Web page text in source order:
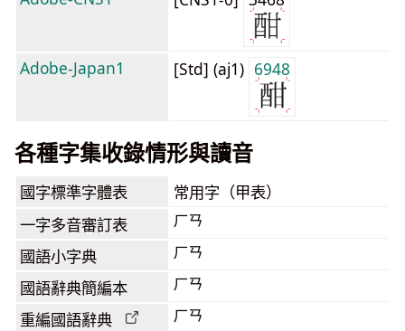
Adobe-Japan1 [Std] (aj1) 6948
各種字集收錄情形與讀音
國字標準字體表 常用字（甲表）
一字多音審訂表 ㄏㄢ
國語小字典 ㄏㄢ
國語辭典簡編本 ㄏㄢ
重編國語辭典 ㄏㄢ